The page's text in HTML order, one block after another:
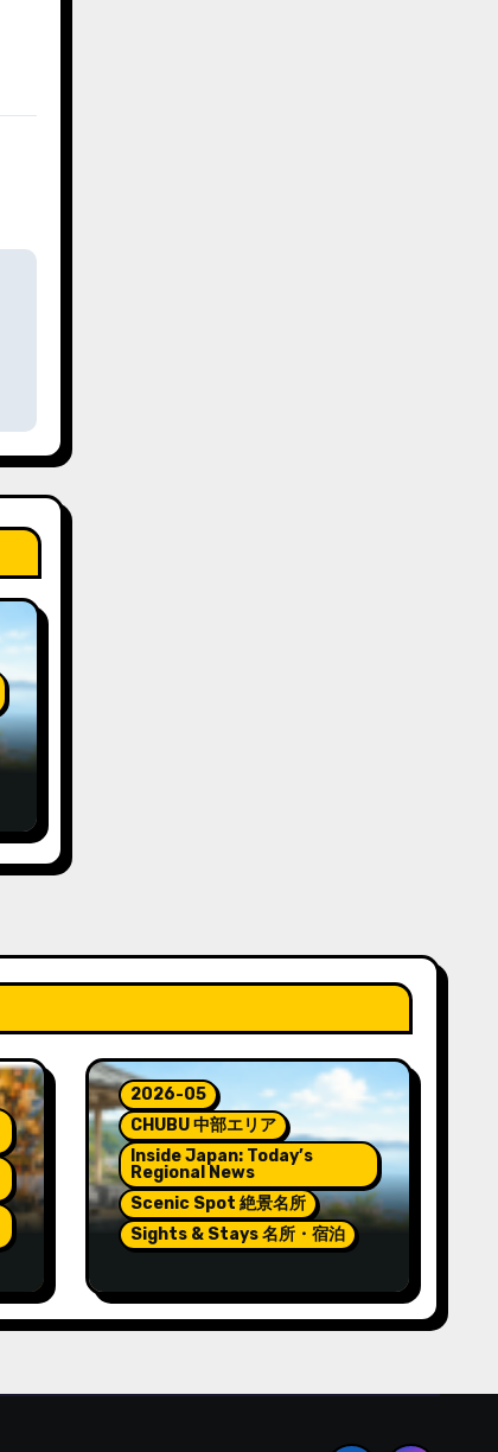
2026-05
CHUBU 中部エリア
Inside Japan: Today’s
Regional News
Scenic Spot 絶景名所
Sights & Stays 名所・宿泊
at Wakura Onsen’s New
Footbath